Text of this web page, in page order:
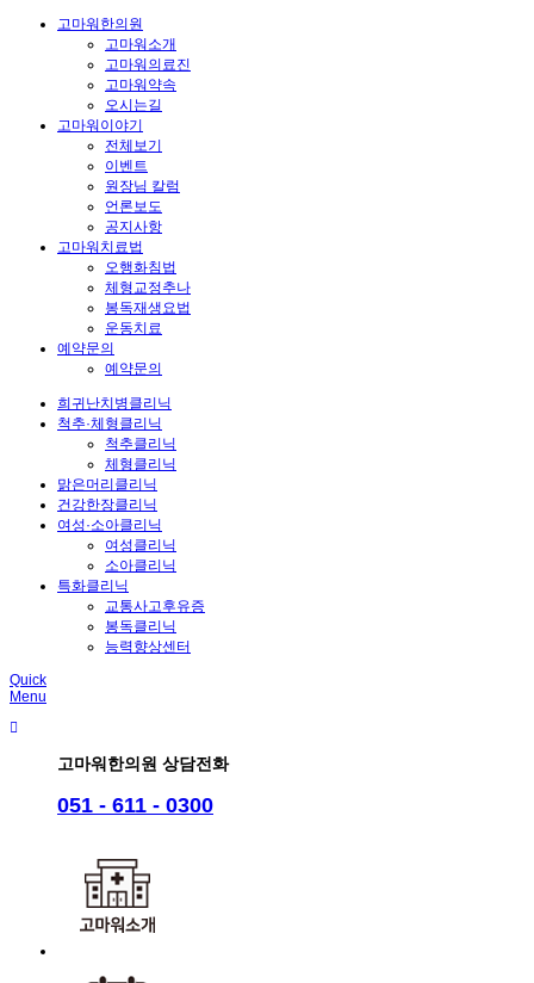
고마워한의원
고마워소개
고마워의료진
고마워약속
오시는길
고마워이야기
전체보기
이벤트
원장님 칼럼
언론보도
공지사항
고마워치료법
오행화침법
체형교정추나
봉독재생요법
운동치료
예약문의
예약문의
희귀난치병클리닉
척추·체형클리닉
척추클리닉
체형클리닉
맑은머리클리닉
건강한장클리닉
여성·소아클리닉
여성클리닉
소아클리닉
특화클리닉
교통사고후유증
봉독클리닉
능력향상센터
Quick
Menu
고마워한의원 상담전화
051 - 611 - 0300